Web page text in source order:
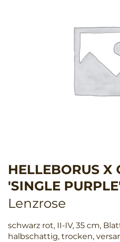
HELLEBORUS X
'SINGLE
Lenzrose
schwarz rot, II-IV, 35 cm,
halbschattig, trocken,